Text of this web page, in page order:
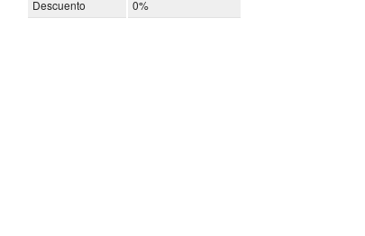
Descuento
0%